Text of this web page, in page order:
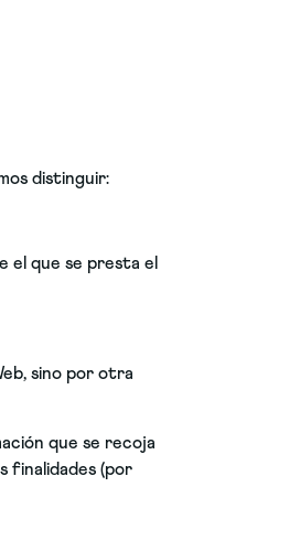
distinguir:
el que se presta el
sino por otra
que se recoja
finalidades (por